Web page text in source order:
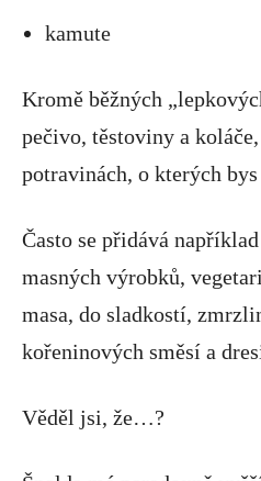
kamute
Kromě běžných
pečivo, těstoviny a koláče,
potravinách, o kterých
Často se přidává
masných výrobků,
masa, do sladkostí,
kořeninových směsí a
Věděl jsi, že…?